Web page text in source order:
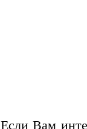
Если Вам